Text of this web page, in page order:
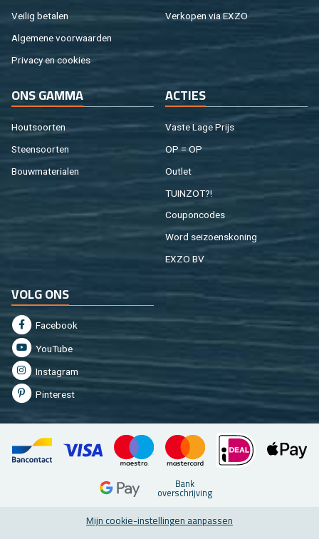
Vei­lig be­ta­len
Al­ge­me­ne voor­waar­den
Pri­va­cy en coo­kies
Ver­ko­pen via EXZO
ONS GAMMA
Hout­soor­ten
Steen­soor­ten
Bouw­ma­te­ri­a­len
AC­TIES
Vaste Lage Prijs
OP = OP
Out­let
TUIN­ZOT?!
Cou­pon­co­des
Word sei­zoens­ko­ning
EXZO BV
VOLG ONS
Fa­cebook
You­Tu­be
In­st­agram
Pin­te­rest
Bank
over­schrij­ving
Mijn coo­kie-in­stel­lin­gen aan­pas­sen